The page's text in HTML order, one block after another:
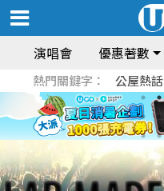
演唱會 優惠著數
熱門關鍵字： 公屋熱話